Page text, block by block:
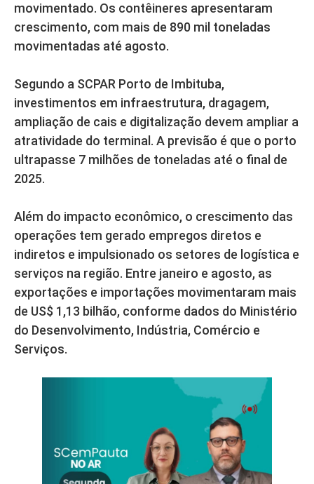
movimentado. Os contêineres apresentaram
crescimento, com mais de 890 mil toneladas
movimentadas até agosto.
Segundo a SCPAR Porto de Imbituba,
investimentos em infraestrutura, dragagem,
ampliação de cais e digitalização devem ampliar a
atratividade do terminal. A previsão é que o porto
ultrapasse 7 milhões de toneladas até o final de
2025.
Além do impacto econômico, o crescimento das
operações tem gerado empregos diretos e
indiretos e impulsionado os setores de logística e
serviços na região. Entre janeiro e agosto, as
exportações e importações movimentaram mais
de US$ 1,13 bilhão, conforme dados do Ministério
do Desenvolvimento, Indústria, Comércio e
Serviços.